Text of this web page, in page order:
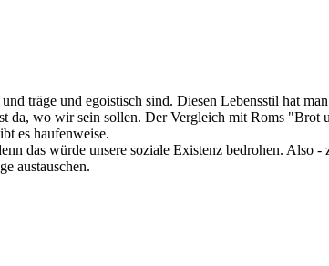
träge und egoistisch sind. Diesen Lebensstil hat
wo wir sein sollen. Der Vergleich mit Roms "Brot
es haufenweise.
das würde unsere soziale Existenz bedrohen.
austauschen.